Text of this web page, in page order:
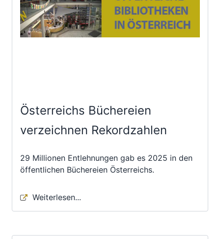
Österreichs Büchereien
verzeichnen Rekordzahlen
29 Millionen Entlehnungen gab es 2025 in den
öffentlichen Büchereien Österreichs.
Weiterlesen...